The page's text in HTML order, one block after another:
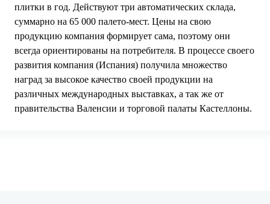
плитки в год. Действуют три автоматических склада,
суммарно на 65 000 палето-мест. Цены на свою
продукцию компания формирует сама, поэтому они
всегда ориентированы на потребителя. В процессе своего
развития компания (Испания) получила множество
наград за высокое качество своей продукции на
различных международных выставках, а так же от
правительства Валенсии и торговой палаты Кастеллоны.